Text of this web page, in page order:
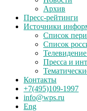
Архив
Пресс-рейтинги
Источники
Список
Список
Пресса и
Контакты
+7(495)109-1997
info@wps.ru
Eng